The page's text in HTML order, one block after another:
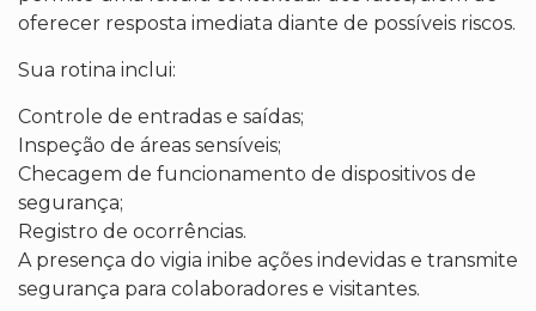
oferecer resposta imediata diante de possíveis riscos.
Sua rotina inclui:
Controle de entradas e saídas;
Inspeção de áreas sensíveis;
Checagem de funcionamento de dispositivos de
segurança;
Registro de ocorrências.
A presença do vigia inibe ações indevidas e transmite
segurança para colaboradores e visitantes.